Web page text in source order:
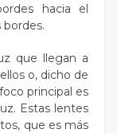
hacia el
bordes.
que llegan a
o, dicho de
principal es
Estas lentes
que es más